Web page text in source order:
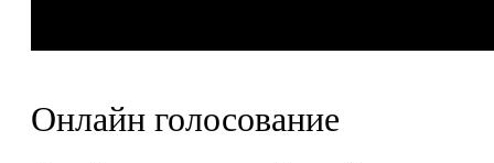
Онлайн голосование